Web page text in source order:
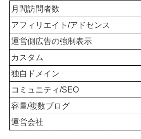
月間訪問者数
アフィリエイト/アドセンス
運営側広告の強制表示
カスタム
独自ドメイン
コミュニティ/SEO
容量/複数ブログ
運営会社